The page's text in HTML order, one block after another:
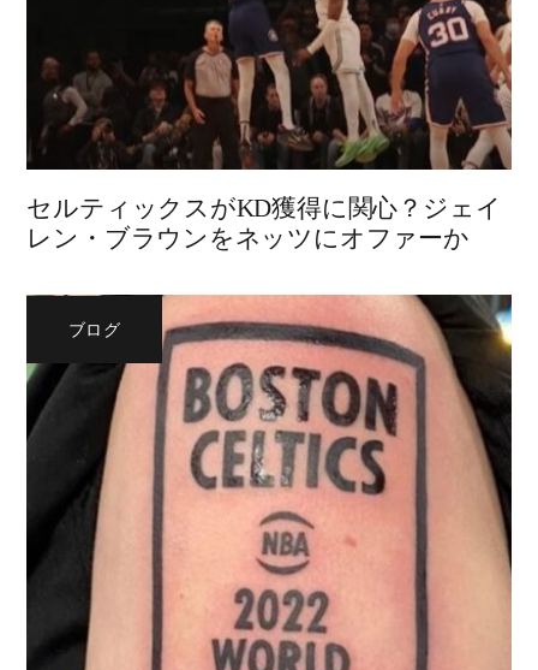
セルティックスがKD獲得に関心？ジェイ
レン・ブラウンをネッツにオファーか
ブログ